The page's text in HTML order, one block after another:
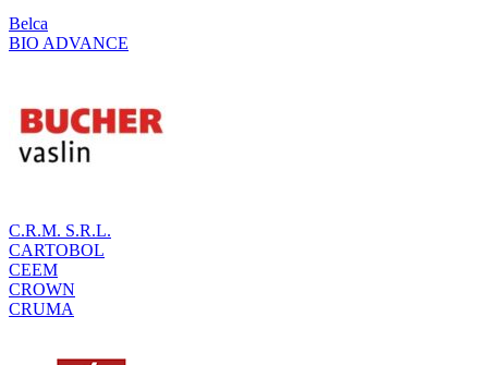
Belca
BIO ADVANCE
C.R.M. S.R.L.
CARTOBOL
CEEM
CROWN
CRUMA